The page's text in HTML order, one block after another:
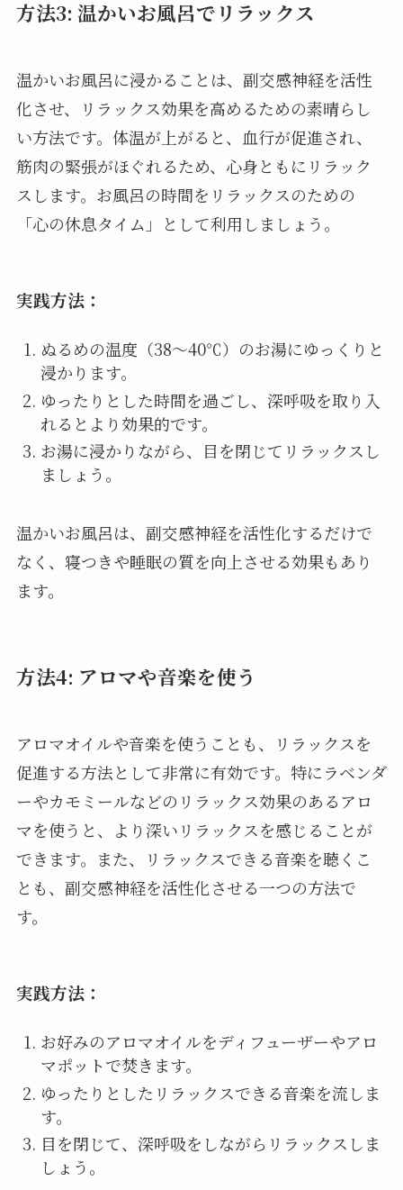
方法3: 温かいお風呂でリラックス
温かいお風呂に浸かることは、副交感神経を活性
化させ、リラックス効果を高めるための素晴らし
い方法です。体温が上がると、血行が促進され、
筋肉の緊張がほぐれるため、心身ともにリラック
スします。お風呂の時間をリラックスのための
「心の休息タイム」として利用しましょう。
実践方法：
ぬるめの温度（38～40℃）のお湯にゆっくりと
浸かります。
ゆったりとした時間を過ごし、深呼吸を取り入
れるとより効果的です。
お湯に浸かりながら、目を閉じてリラックスし
ましょう。
温かいお風呂は、副交感神経を活性化するだけで
なく、寝つきや睡眠の質を向上させる効果もあり
ます。
方法4: アロマや音楽を使う
アロマオイルや音楽を使うことも、リラックスを
促進する方法として非常に有効です。特にラベンダ
ーやカモミールなどのリラックス効果のあるアロ
マを使うと、より深いリラックスを感じることが
できます。また、リラックスできる音楽を聴くこ
とも、副交感神経を活性化させる一つの方法で
す。
実践方法：
お好みのアロマオイルをディフューザーやアロ
マポットで焚きます。
ゆったりとしたリラックスできる音楽を流しま
す。
目を閉じて、深呼吸をしながらリラックスしま
しょう。